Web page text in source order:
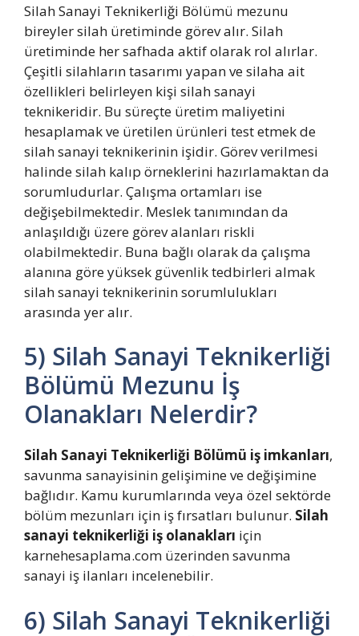
Silah Sanayi Teknikerliği Bölümü mezunu
bireyler silah üretiminde görev alır. Silah
üretiminde her safhada aktif olarak rol alırlar.
Çeşitli silahların tasarımı yapan ve silaha ait
özellikleri belirleyen kişi silah sanayi
teknikeridir. Bu süreçte üretim maliyetini
hesaplamak ve üretilen ürünleri test etmek de
silah sanayi teknikerinin işidir. Görev verilmesi
halinde silah kalıp örneklerini hazırlamaktan da
sorumludurlar. Çalışma ortamları ise
değişebilmektedir. Meslek tanımından da
anlaşıldığı üzere görev alanları riskli
olabilmektedir. Buna bağlı olarak da çalışma
alanına göre yüksek güvenlik tedbirleri almak
silah sanayi teknikerinin sorumlulukları
arasında yer alır.
5) Silah Sanayi Teknikerliği
Bölümü Mezunu İş
Olanakları Nelerdir?
Silah Sanayi Teknikerliği Bölümü iş imkanları,
savunma sanayisinin gelişimine ve değişimine
bağlıdır. Kamu kurumlarında veya özel sektörde
bölüm mezunları için iş fırsatları bulunur. Silah
sanayi teknikerliği iş olanakları için
karnehesaplama.com üzerinden savunma
sanayi iş ilanları incelenebilir.
6) Silah Sanayi Teknikerliği